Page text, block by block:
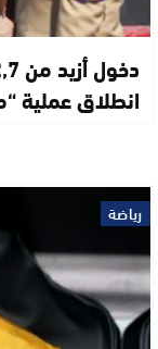
انطلاق عملية
رياضة